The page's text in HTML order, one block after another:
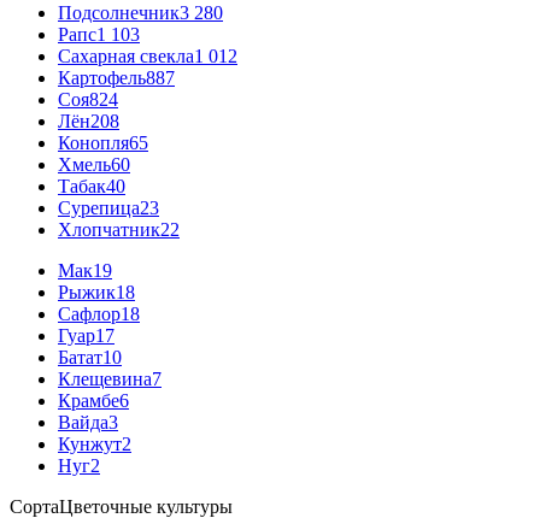
Подсолнечник3 280
Рапс1 103
Сахарная свекла1 012
Картофель887
Соя824
Лён208
Конопля65
Хмель60
Табак40
Сурепица23
Хлопчатник22
Мак19
Рыжик18
Сафлор18
Гуар17
Батат10
Клещевина7
Крамбе6
Вайда3
Кунжут2
Нуг2
СортаЦветочные культуры